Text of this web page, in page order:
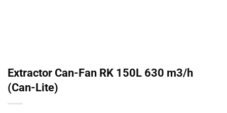
Extractor Can-Fan RK 150L 630 m3/h
(Can-Lite)